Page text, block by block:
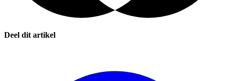
Deel dit artikel